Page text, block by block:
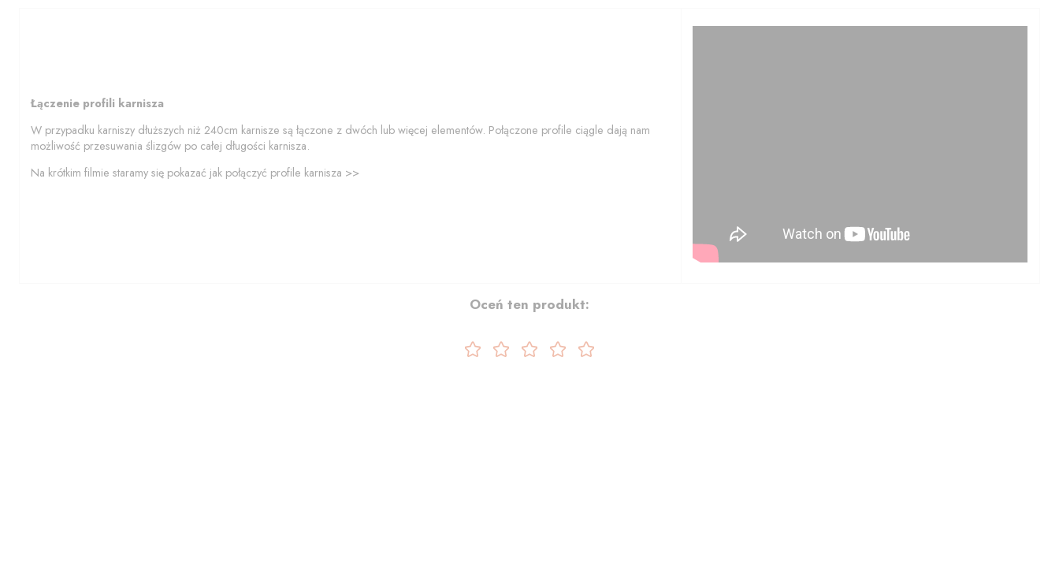
Łączenie profili karnisza
W przypadku karniszy dłuższych niż 240cm karnisze są łączone z dwóch lub więcej elementów. Połączone profile ciągle dają nam
możliwość przesuwania ślizgów po całej długości karnisza.
Na krótkim filmie staramy się pokazać jak połączyć profile karnisza >>
Oceń ten produkt: